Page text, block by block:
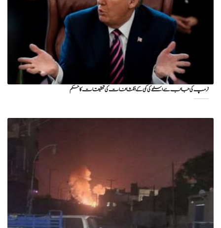
ٹرمپ کی جانب سے اسلحے کی کمی کے انکشافات کی تحقیقات کا حکم